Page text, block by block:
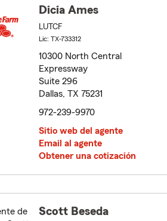
Dicia Ames
LUTCF
Lic: TX-733312
10300 North Central
Expressway
Suite 296
Dallas, TX 75231
972-239-9970
Sitio web del agente
Email al agente
Obtener una cotización
Scott Beseda